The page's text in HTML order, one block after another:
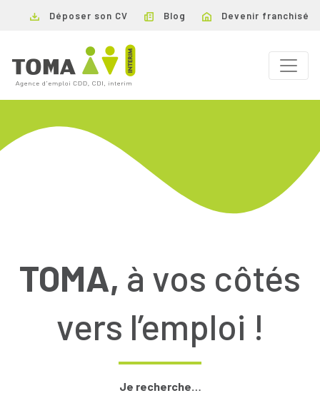
Déposer son CV Blog Devenir franchisé
TOMA, à vos côtés
vers l’emploi !
Je recherche…